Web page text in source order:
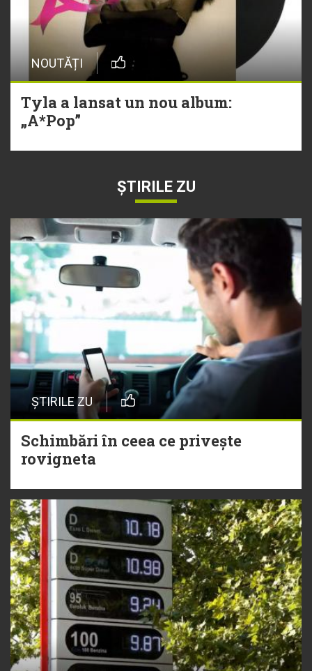
NOUTĂȚI
Tyla a lansat un nou album:
„A*Pop”
ȘTIRILE ZU
ȘTIRILE ZU
Schimbări în ceea ce privește
rovigneta